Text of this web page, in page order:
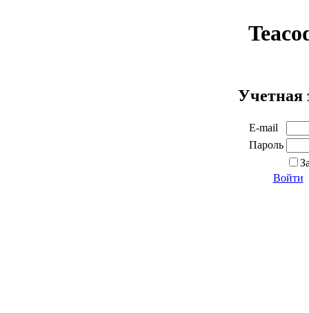
Учетная
E-mail
Пароль
Войти